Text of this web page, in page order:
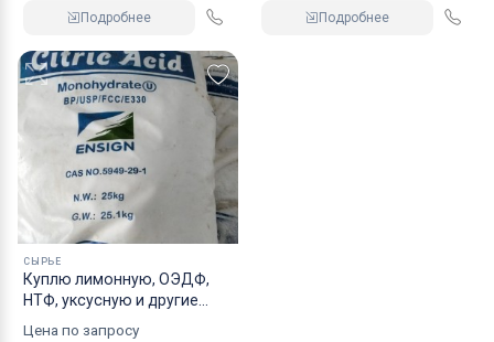
Подробнее
спортивный линолеум
Подробнее
СЫРЬЕ
Куплю лимонную, ОЭДФ,
НТФ, уксусную и другие
Цена по запросу